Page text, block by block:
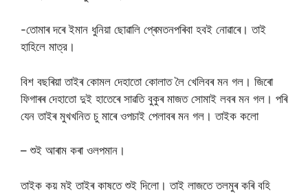
-তোমাৰ দৰে ইমান ধুনিয়া ছোৱালি প্ৰেমতনপৰিবা হবই নোৱাৰে। তাই
হাহিলে মাত্র।
বিশ বছৰিয়া তাইৰ কোমল দেহাতো কোলাত লৈ খেলিবৰ মন গল। জিৰো
ফিগাৰৰ দেহাতো দুই হাতেৰে সাৱতি বুকুৰ মাজত সোমাই লবৰ মন গল। পৰি
যেন তাইৰ মুখখনিত চু মাৰে ওপচাই পেলাবৰ মন গল। তাইক কলো
– শুই আৰাম কৰা ওলপমান।
তাইক কয় মই তাইৰ কাষতে শুই দিলো। তাই লাজতে তলমুৰ কৰি বহি